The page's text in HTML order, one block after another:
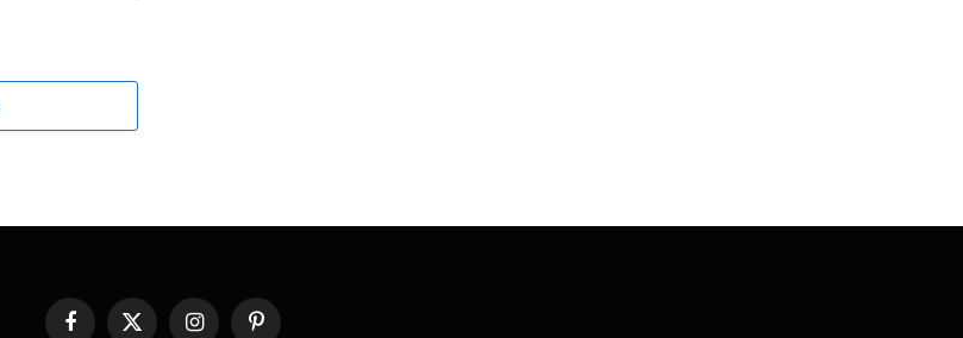
Facebook
X InstagramPinterest